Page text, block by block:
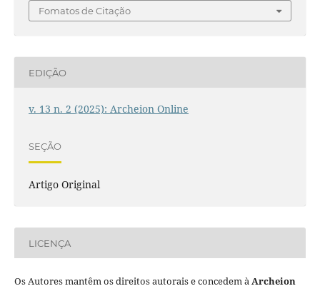
Fomatos de Citação
EDIÇÃO
v. 13 n. 2 (2025): Archeion Online
SEÇÃO
Artigo Original
LICENÇA
Os Autores mantêm os direitos autorais e concedem àArcheion